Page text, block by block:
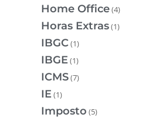
Home Office(4)
Horas Extras(1)
IBGC(1)
IBGE(1)
ICMS(7)
IE(1)
Imposto (5)